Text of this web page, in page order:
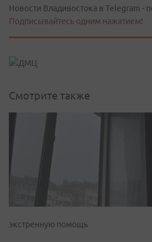
Новости Владивостока в Telegram -
Подписывайтесь одним нажатием!
Смотрите также
экстренную помощь